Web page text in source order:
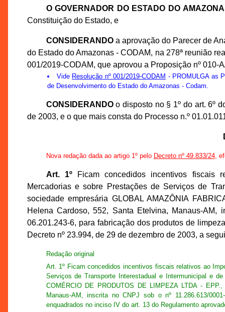
O GOVERNADOR DO ESTADO DO
Constituição do Estado, e
CONSIDERANDOa aprovação do Parecer de
do Estado do Amazonas - CODAM, na 278ª reunião
001/2019-CODAM, que aprovou a Proposição nº 010-
Vide Resolução nº 001/2019-CODAM - PROMULGA as
de Desenvolvimento do Estado do Amazonas - Codam.
CONSIDERANDOo disposto no § 1º do art. 6º
de 2003, e o que mais consta do Processo n.º
Nova redação dada ao artigo 1º pelo Decreto nº 49.833/24,
Art. 1ºFicam concedidos incentivos fiscais
Mercadorias e sobre Prestações de Serviços de
sociedade empresária GLOBAL AMAZÔNIA
Helena Cardoso, 552, Santa Etelvina, Manaus-
06.201.243-6, para fabricação dos produtos de
Decreto nº 23.994, de 29 de dezembro de 2003, a
Redação original
Art. 1º Ficam concedidos incentivos fiscais relativos ao
Serviços de Transporte Interestadual e Intermunicipal e
COMÉRCIO DE PRODUTOS DE LIMPEZA LTDA -
Manaus-AM, inscrita no CNPJ sob o nº 11.286.613/
enquadrados no inciso IV do art. 13 do Regulamento